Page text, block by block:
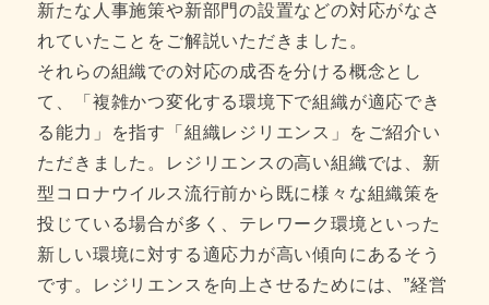
新たな人事施策や新部門の設置などの対応がなさ
れていたことをご解説いただきました。
それらの組織での対応の成否を分ける概念とし
て、「複雑かつ変化する環境下で組織が適応でき
る能力」を指す「組織レジリエンス」をご紹介い
ただきました。レジリエンスの高い組織では、新
型コロナウイルス流行前から既に様々な組織策を
投じている場合が多く、テレワーク環境といった
新しい環境に対する適応力が高い傾向にあるそう
です。レジリエンスを向上させるためには、”経営